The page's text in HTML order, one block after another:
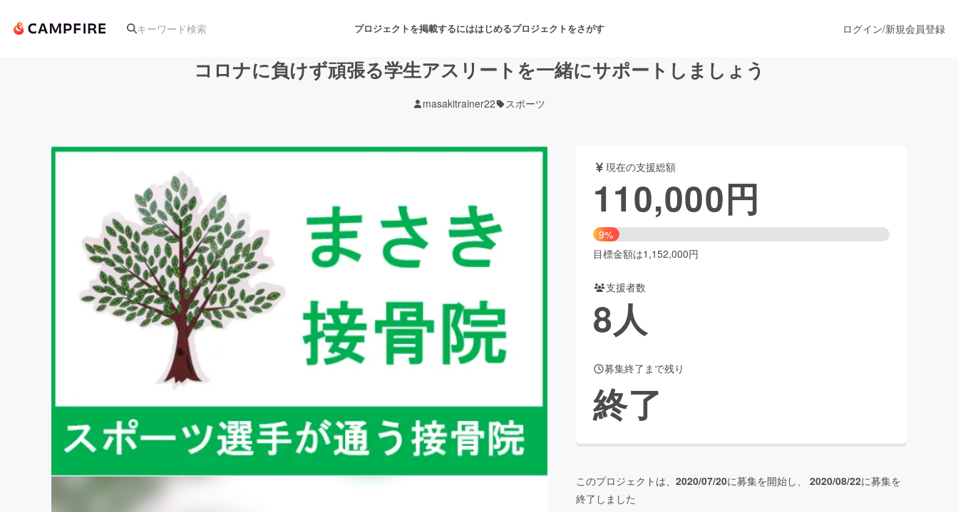
プロジェクトを掲載するにははじめるプロジェクトをさがす
アート・写真 舞台・パフォーマンス
テクノロジー・ガジェット ゲーム・サービス開発 ファッション
映像・映画 書籍・雑誌出版
ビジネス・起業 ビューティー・ヘルスケア
まちづくり・地域活性化
ログイン/新規会員登録
コロナに負けず頑張る学生アスリートを一緒にサポートしましょう
masakitrainer22 スポーツ
現在の支援総額
110,000円
9%
目標金額は1,152,000円
支援者数
8人
募集終了まで残り
終了
このプロジェクトは、 2020/07/20に募集を開始し、 2020/08/22に募集を
終了しました